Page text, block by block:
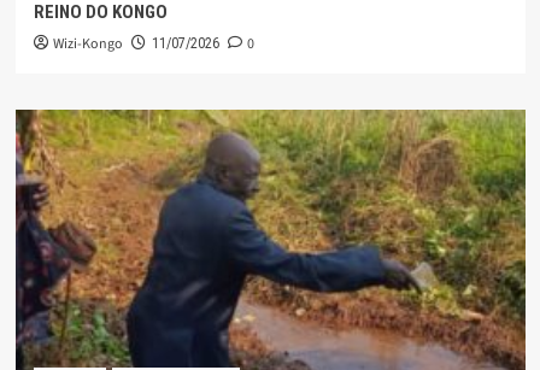
REINO DO KONGO
Wizi-Kongo 11/07/2026 0